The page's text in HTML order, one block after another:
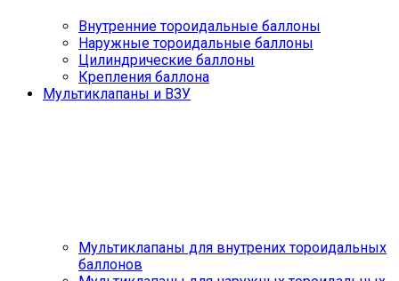
Внутренние тороидальные баллоны
Наружные тороидальные баллоны
Цилиндрические баллоны
Крепления баллона
Мультиклапаны и ВЗУ
Мультиклапаны для внутрених тороидальных
баллонов